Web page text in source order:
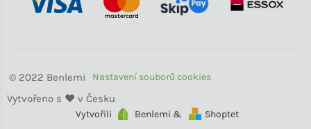
Vytvořili Benlemi & Shoptet
Benlemi